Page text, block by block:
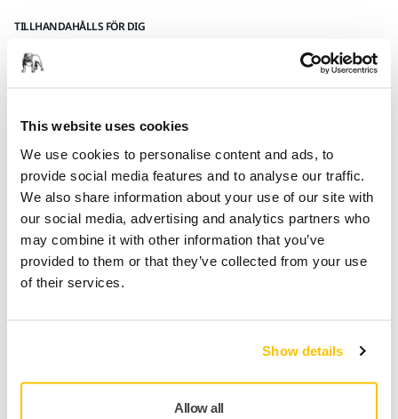
This website uses cookies
We use cookies to personalise content and ads, to
provide social media features and to analyse our traffic.
We also share information about your use of our site with
our social media, advertising and analytics partners who
may combine it with other information that you’ve
provided to them or that they’ve collected from your use
of their services.
Show details
Allow all
TILLHANDAHÅLLS FÖR DIG
Uppföljning av försändelse
Gör en retur enkelt på www.mirka.com/sv-
fi/support/returnera-en-vara/
Teknisk specifikation
Monteringskit till CEROS nätaggregat